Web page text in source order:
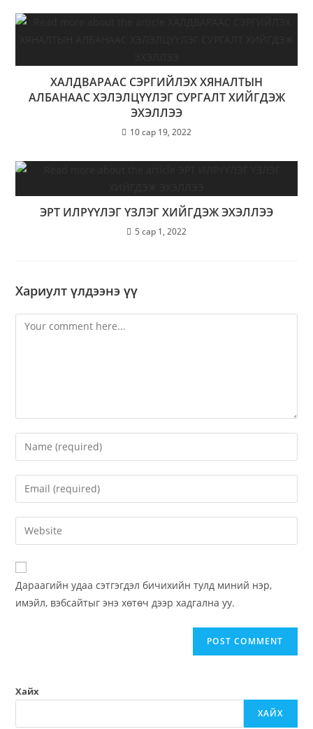
ХАЛДВАРААС СЭРГИЙЛЭХ ХЯНАЛТЫН
АЛБАНААС ХЭЛЭЛЦҮҮЛЭГ СУРГАЛТ ХИЙГДЭЖ
ЭХЭЛЛЭЭ
10 сар 19, 2022
ЭРТ ИЛРҮҮЛЭГ ҮЗЛЭГ ХИЙГДЭЖ ЭХЭЛЛЭЭ
5 сар 1, 2022
Хариулт үлдээнэ үү
Дараагийн удаа сэтгэгдэл бичихийн тулд миний нэр,
имэйл, вэбсайтыг энэ хөтөч дээр хадгална уу.
Хайх
ХАЙХ